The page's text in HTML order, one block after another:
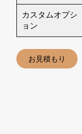
カスタムオプシ
ョン
お見積もり